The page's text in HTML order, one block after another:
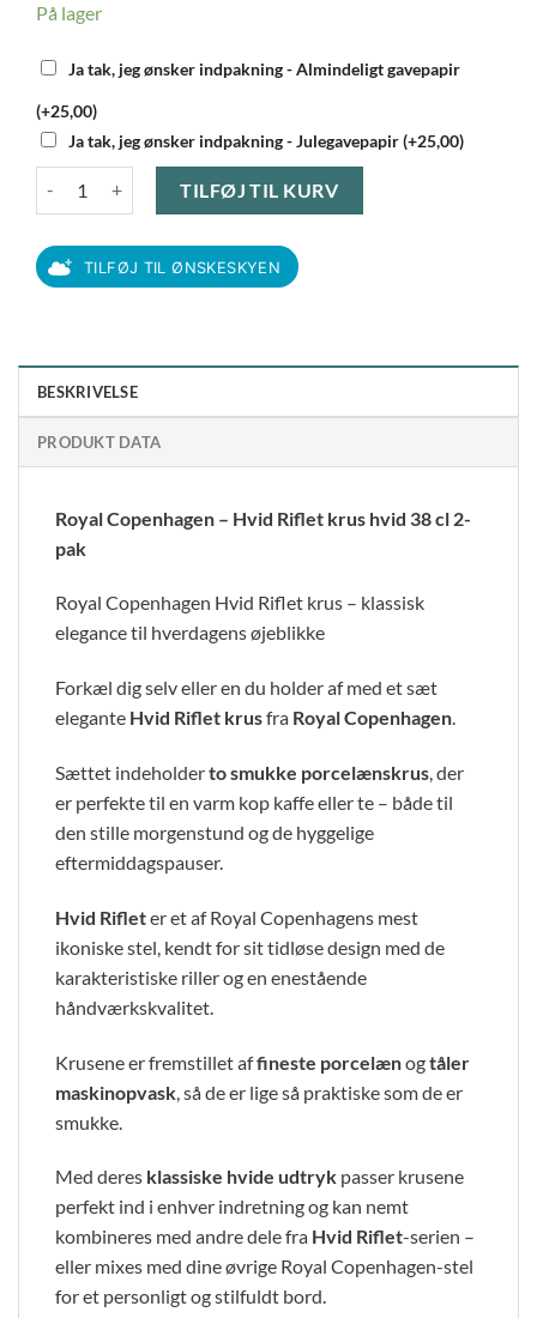
På lager
Ja tak, jeg ønsker indpakning - Almindeligt gavepapir
(+25,00)
Ja tak, jeg ønsker indpakning - Julegavepapir (+25,00)
TILFØJ TIL KURV
TILFØJ TIL ØNSKESKYEN
BESKRIVELSE
PRODUKT DATA
Royal Copenhagen – Hvid Riflet krus hvid 38 cl 2-
pak
Royal Copenhagen Hvid Riflet krus – klassisk
elegance til hverdagens øjeblikke
Forkæl dig selv eller en du holder af med et sæt
elegante Hvid Riflet krusfra Royal Copenhagen.
Sættet indeholderto smukke porcelænskrus, der
er perfekte til en varm kop kaffe eller te – både til
den stille morgenstund og de hyggelige
eftermiddagspauser.
Hvid Rifleter et af Royal Copenhagens mest
ikoniske stel, kendt for sit tidløse design med de
karakteristiske riller og en enestående
håndværkskvalitet.
Krusene er fremstillet affineste porcelænogtåler
maskinopvask , så de er lige så praktiske som de er
smukke.
Med deres klassiske hvide udtryk passer krusene
perfekt ind i enhver indretning og kan nemt
kombineres med andre dele fra Hvid Riflet-serien –
eller mixes med dine øvrige Royal Copenhagen-stel
for et personligt og stilfuldt bord.